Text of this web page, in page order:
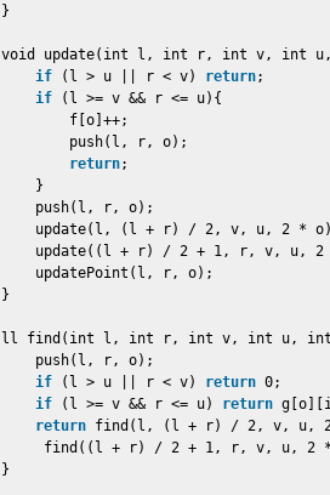
}
void update(int l, int r, int v, int
if
(l > u || r < v) return;
if
(l >= v && r <= u){
f[o]++;
push(l, r, o);
return;
}
push(l, r, o);
update(l, (l + r) / 2, v, u, 2 *
update((l + r) / 2 + 1, r, v, u, 2
updatePoint(l, r, o);
}
ll find(int l, int r, int v, int u, int
push(l, r, o);
if
(l > u || r < v) return 0;
if
(l >= v && r <= u) return
return find(l, (l + r) / 2, v, u,
find((l + r) / 2 + 1, r, v, u, 2 *
}